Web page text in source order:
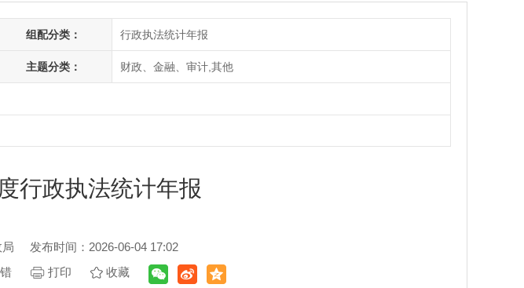
组配分类： 行政执法统计年报
主题分类： 财政、金融、审计,其他
行政执法统计年报
发布时间：2026-06-04 17:02
打印 收藏